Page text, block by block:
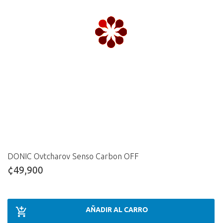
DONIC Ovtcharov Senso Carbon OFF
¢49,900
AÑADIR AL CARRO